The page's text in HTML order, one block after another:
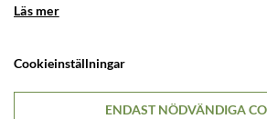
Läs mer
Cookieinställningar
ENDAST NÖDVÄNDIGA